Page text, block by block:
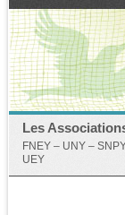
Les
FNEY – UNY –
UEY